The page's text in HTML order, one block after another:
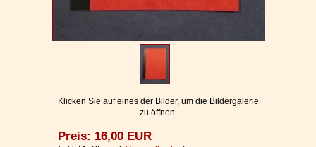
Ihr WarenkorbKlicken Sie auf eines der Bilder, um die Bildergalerie
zu öffnen.
Preis: 16,00 EUR